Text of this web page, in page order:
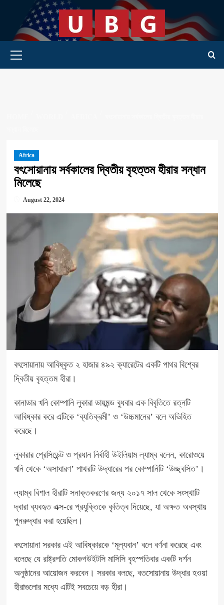
content
Primary Menu
Africa
বৎসোয়ানায় সর্বকালের দ্বিতীয় বৃহত্তম হীরার সন্ধান
মিলেছে
August 22, 2024
বৎসোয়ানায় আবিষ্কৃত ২ হাজার ৪৯২ ক্যারেটের একটি পাথর বিশ্বের
দ্বিতীয় বৃহত্তম হীরা।
কানাডার খনি কোম্পানি লুকারা ডায়মন্ড বুধবারএক বিবৃতিতেরত্নটি
আবিষ্কার করে এটিকে ‘ব্যতিক্রমী’ ও ‘উচ্চমানের’ বলে অভিহিত
করেছে।
লুকারার প্রেসিডেন্ট ও প্রধান নির্বাহী উইলিয়াম ল্যাম্ব বলেন, কারোওয়ে
খনি থেকে ‘অসাধারণ’ পাথরটি উদ্ধারের পর কোম্পানিটি ‘উচ্ছ্বসিত’।
ল্যাম্ব বিশাল হীরাটি সনাক্তকরণের জন্য ২০১৭ সাল থেকে সংস্থাটি
দ্বারা ব্যবহৃত এক্স-রে প্রযুক্তিকে কৃতিত্ব দিয়েছে, যা অক্ষত অবস্থায়
পুনরুদ্ধার করা হয়েছিল।
বৎসোয়ানা সরকার এই আবিষ্কারকে ‘মূল্যবান’ বলে বর্ণনা করেছে এবং
বলেছে যে রাষ্ট্রপতি মোকগউইটসি মাসিসি বৃহস্পতিবার একটি দর্শন
অনুষ্ঠানের আয়োজন করবেন। সরকার বলছে, বতসোয়ানায় উদ্ধার হওয়া
হীরাগুলোর মধ্যে এটিই সবচেয়ে বড় হীরা।